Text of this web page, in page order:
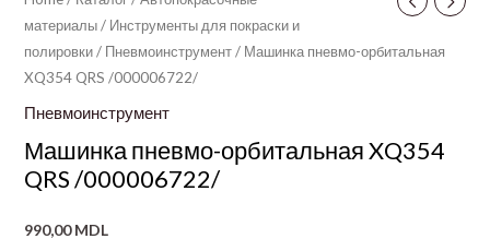
материалы/ Инструменты для покраски и
полировки/ Пневмоинструмент/ Машинка пневмо-орбитальная
XQ354 QRS /000006722/
Пневмоинструмент
Машинка пневмо-орбитальная XQ354
QRS /000006722/
990,00MDL